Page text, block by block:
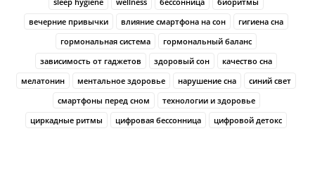
вечерние привычки
влияние смартфона на сон
гигиена сна
гормональная система
гормональный баланс
зависимость от гаджетов
здоровый сон
качество сна
мелатонин
ментальное здоровье нарушение сна
синий свет
смартфоны перед сном
технологии и здоровье
циркадные ритмы
цифровая бессонница цифровой детокс